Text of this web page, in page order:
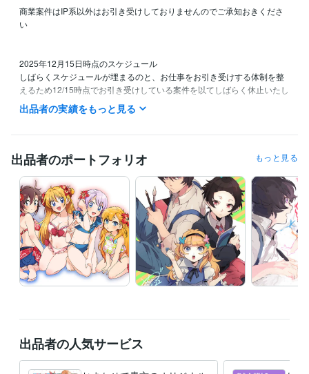
商業案件はIP系以外はお引き受けしておりませんのでご承知おきくださ
い
2025年12月15日時点のスケジュール
しばらくスケジュールが埋まるのと、お仕事をお引き受けする体制を整
えるため12/15時点でお引き受けしている案件を以てしばらく休止いたし
ます。
これまでたくさんのご依頼をいただき誠にありがとうございました。
Filmora:5年CLIP STUDIO PAINT:10年
得意分野
イラスト作成・漫画制作 アイコン制作致します 立ち絵イラスト制作
致します
イラスト 立ち絵 アイコン 表情差分 ポーズ差分
商用利用可
設定画
三面図 表情集 LINEスタンプ
出品者の実績をもっと見る
出品者のポートフォリオ もっと見る
出品者の人気サービス